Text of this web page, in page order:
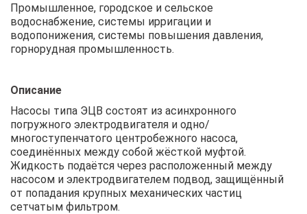
Промышленное, городское и сельское
водоснабжение, системы ирригации и
водопонижения, системы повышения давления,
горнорудная промышленность.
Описание
Насосы типа ЭЦВ состоят из асинхронного
погружного электродвигателя и одно/
многоступенчатого центробежного насоса,
соединённых между собой жёсткой муфтой.
Жидкость подаётся через расположенный между
насосом и электродвигателем подвод, защищённый
от попадания крупных механических частиц
сетчатым фильтром.